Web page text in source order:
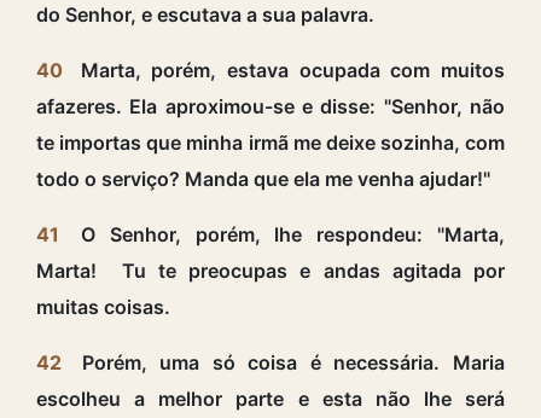
do Senhor, e escutava a sua palavra.
40
Marta, porém, estava ocupada com muitos
afazeres. Ela aproximou-se e disse: "Senhor, não
te importas que minha irmã me deixe sozinha, com
todo o serviço? Manda que ela me venha ajudar!"
41
O Senhor, porém, lhe respondeu: "Marta,
Marta! Tu te preocupas e andas agitada por
muitas coisas.
42
Porém, uma só coisa é necessária. Maria
escolheu a melhor parte e esta não lhe será